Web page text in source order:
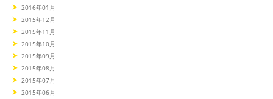
2016年01月
2015年12月
2015年11月
2015年10月
2015年09月
2015年08月
2015年07月
2015年06月